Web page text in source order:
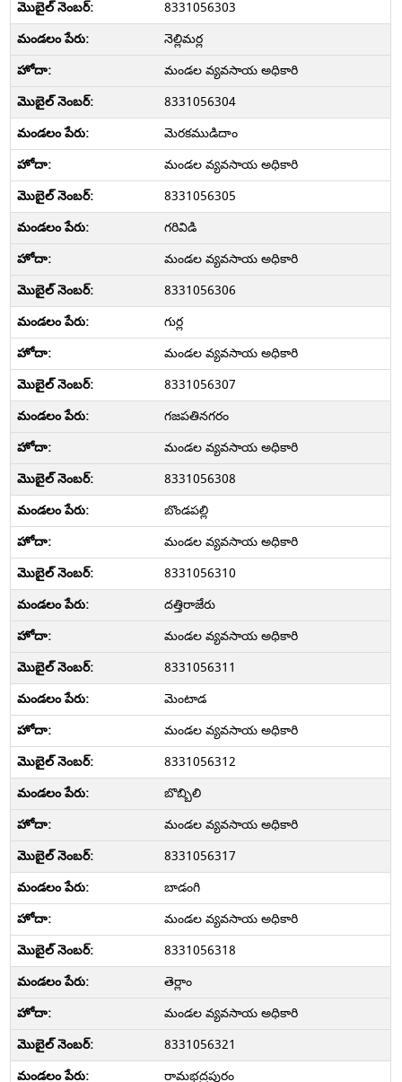
8331056303
నెల్లిమర్ల
మండల వ్యవసాయ అధికారి
8331056304
మెరకముడిదాం
మండల వ్యవసాయ అధికారి
8331056305
గరివిడి
మండల వ్యవసాయ అధికారి
8331056306
గుర్ల
మండల వ్యవసాయ అధికారి
8331056307
గజపతినగరం
మండల వ్యవసాయ అధికారి
8331056308
బొండపల్లి
మండల వ్యవసాయ అధికారి
8331056310
దత్తిరాజేరు
మండల వ్యవసాయ అధికారి
8331056311
మెంటాడ
మండల వ్యవసాయ అధికారి
8331056312
బొబ్బిలి
మండల వ్యవసాయ అధికారి
8331056317
బాడంగి
మండల వ్యవసాయ అధికారి
8331056318
తెర్లాం
మండల వ్యవసాయ అధికారి
8331056321
రామభద్రపురం